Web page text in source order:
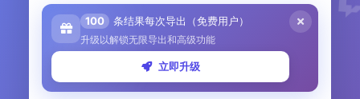
100 条结果每次导出（免费用户）
升级以解锁无限导出和高级功能
立即升级